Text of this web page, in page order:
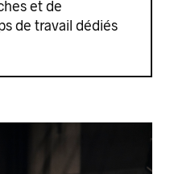
et de
de travail dédiés